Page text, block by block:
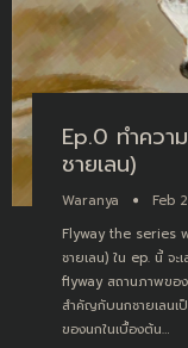
Ep.0 ทำคว
ชายเลน)
Waranya
Feb
Flyway the series
ชายเลน) ใน ep. นี้ จะ
flyway สถานภาพขอ
สำคัญกับนกชายเลนเ
ของนกในเบื้องต้น…